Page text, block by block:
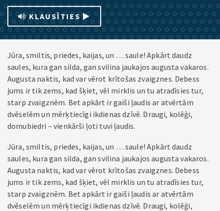
KLAUSĪTIES
Jūra, smiltis, priedes, kaijas, un … saule! Apkārt daudz
saules, kura gan silda, gan svilina jaukajos augusta vakaros.
Augusta naktis, kad var vērot krītošas zvaigznes. Debess
jums ir tik zems, kad šķiet, vēl mirklis un tu atradīsies tur,
starp zvaigznēm. Bet apkārt ir gaiši ļaudis ar atvērtām
dvēselēm un mērķtiecīgi ikdienas dzīvē. Draugi, kolēģi,
domubiedri – vienkārši ļoti tuvi ļaudis.
Jūra, smiltis, priedes, kaijas, un … saule! Apkārt daudz
saules, kura gan silda, gan svilina jaukajos augusta vakaros.
Augusta naktis, kad var vērot krītošas zvaigznes. Debess
jums ir tik zems, kad šķiet, vēl mirklis un tu atradīsies tur,
starp zvaigznēm. Bet apkārt ir gaiši ļaudis ar atvērtām
dvēselēm un mērķtiecīgi ikdienas dzīvē. Draugi, kolēģi,